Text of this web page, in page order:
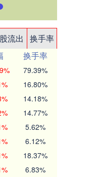
流出
换手率
换手率
79.39%
16.80%
14.18%
14.77%
5.62%
6.12%
18.37%
6.83%